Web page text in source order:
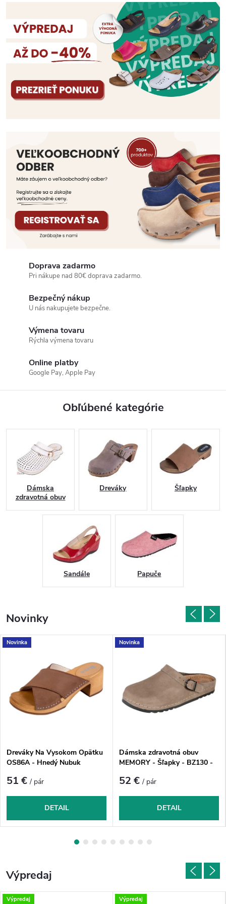
Doprava zadarmo
Pri nákupe nad 80€ doprava zadarmo.
Bezpečný nákup
U nás nakupujete bezpečne.
Výmena tovaru
Rýchla výmena tovaru
Online platby
Google Pay, Apple Pay
Obľúbené kategórie
Dámska
zdravotná obuv
Dreváky Šľapky
Sandále Papuče
Novinky
Novinka
Dreváky Na Vysokom Opätku
OS86A - Hnedý Nubuk
51 €/ pár
DETAIL
Novinka
Dámska zdravotná obuv
MEMORY - Šľapky - BZ130 -
52 €/ pár
DETAIL
Výpredaj
Výpredaj Výpredaj